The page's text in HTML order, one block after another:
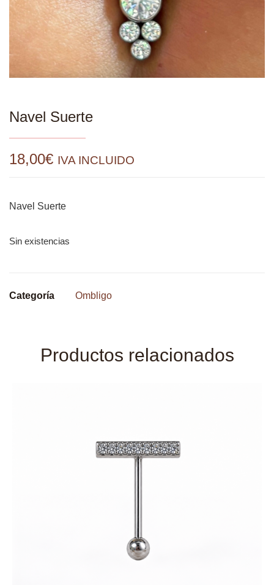
Navel Suerte
18,00€ IVA INCLUIDO
Navel Suerte
Sin existencias
Categoría Ombligo
Productos relacionados